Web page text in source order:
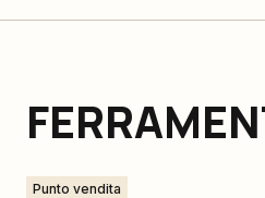
Punto vendita